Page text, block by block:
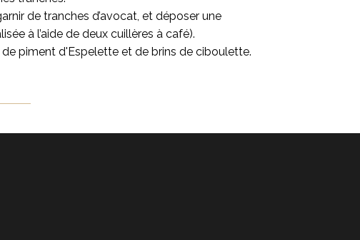
de tranches d’avocat, et déposer une
à l’aide de deux cuillères à café).
de piment d'Espelette et de brins de ciboulette.